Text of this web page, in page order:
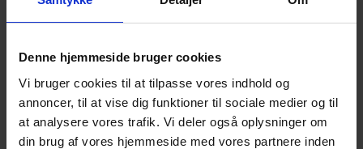
Denne hjemmeside bruger cookies
Vi bruger cookies til at tilpasse vores indhold og
annoncer, til at vise dig funktioner til sociale medier og til
at analysere vores trafik. Vi deler også oplysninger om
din brug af vores hjemmeside med vores partnere inden
Den erhvervsdrivende opfordrer til at købe
opmærksom på, at der kan være rimelige grunde til
at antage, at han ikke vil være i stand til at levere
eller få en anden erhvervsdrivende til at levere de
pågældende eller tilsvarende produkter til den